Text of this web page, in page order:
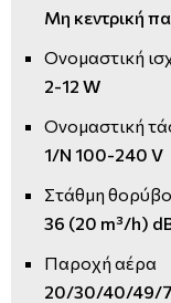
Μη κεντρική
Ονομαστική
2-12 W
Ονομαστική
1/N 100-240 V
Στάθμη
36 (20 m³/h)
Παροχή αέρα
20/30/40/49/